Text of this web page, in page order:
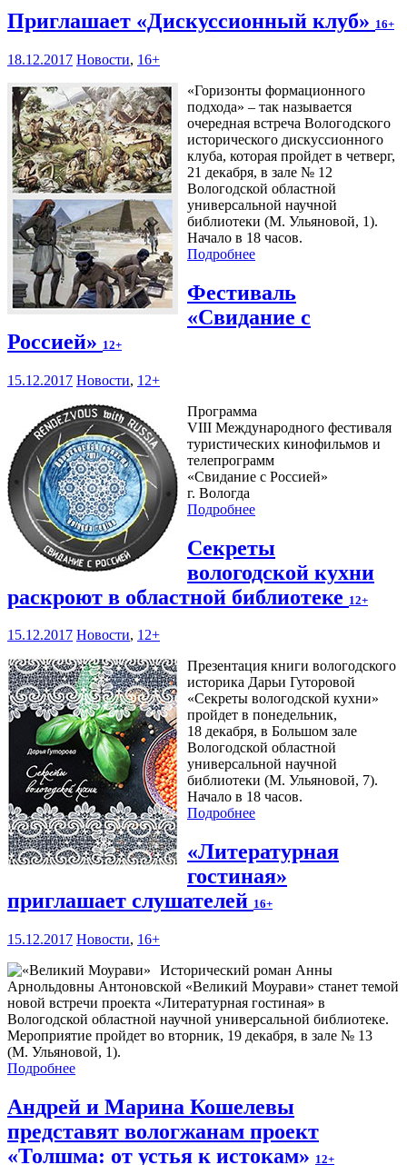
Приглашает «Дискуссионный клуб» 16+
18.12.2017 Новости, 16+
«Горизонты формационного
подхода» – так называется
очередная встреча Вологодского
исторического дискуссионного
клуба, которая пройдет в четверг,
21 декабря, в зале № 12
Вологодской областной
универсальной научной
библиотеки (М. Ульяновой, 1).
Начало в 18 часов.
Подробнее
Фестиваль
«Свидание с
Россией» 12+
15.12.2017 Новости, 12+
Программа
VIII Международного фестиваля
туристических кинофильмов и
телепрограмм
«Свидание с Россией»
г. Вологда
Подробнее
Секреты
вологодской кухни
раскроют в областной библиотеке 12+
15.12.2017 Новости, 12+
Презентация книги вологодского
историка Дарьи Гуторовой
«Секреты вологодской кухни»
пройдет в понедельник,
18 декабря, в Большом зале
Вологодской областной
универсальной научной
библиотеки (М. Ульяновой, 7).
Начало в 18 часов.
Подробнее
«Литературная
гостиная»
приглашает слушателей 16+
15.12.2017 Новости, 16+
Исторический роман Анны
Арнольдовны Антоновской «Великий Моурави» станет темой
новой встречи проекта «Литературная гостиная» в
Вологодской областной научной универсальной библиотеке.
Мероприятие пройдет во вторник, 19 декабря, в зале № 13
(М. Ульяновой, 1).
Подробнее
Андрей и Марина Кошелевы
представят вологжанам проект
«Толшма: от устья к истокам» 12+